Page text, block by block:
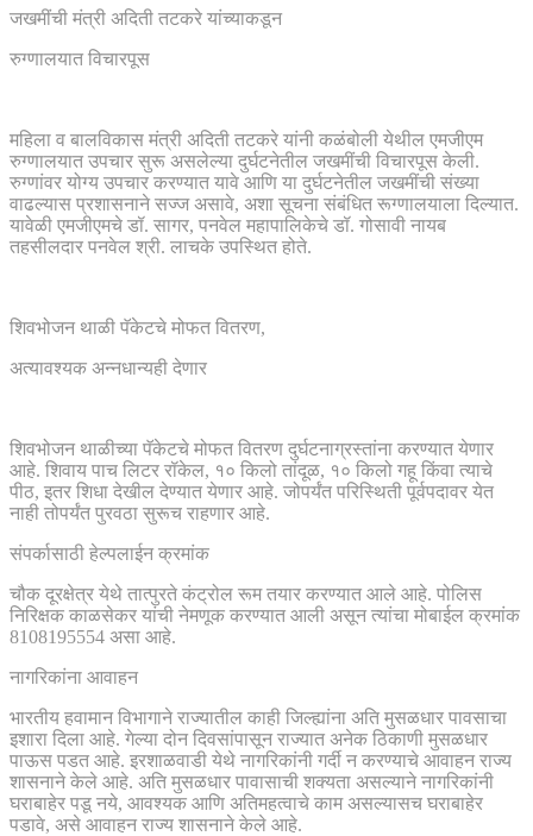
जखमींची मंत्री अदिती तटकरे यांच्याकडून
रुग्णालयात विचारपूस
महिला व बालविकास मंत्री अदिती तटकरे यांनी कळंबोली येथील एमजीएम
रुग्णालयात उपचार सुरू असलेल्या दुर्घटनेतील जखमींची विचारपूस केली.
रुग्णांवर योग्य उपचार करण्यात यावे आणि या दुर्घटनेतील जखमींची संख्या
वाढल्यास प्रशासनाने सज्ज असावे, अशा सूचना संबंधित रूग्णालयाला दिल्यात.
यावेळी एमजीएमचे डॉ. सागर, पनवेल महापालिकेचे डॉ. गोसावी नायब
तहसीलदार पनवेल श्री. लाचके उपस्थित होते.
शिवभोजन थाळी पॅकेटचे मोफत वितरण,
अत्यावश्यक अन्नधान्यही देणार
शिवभोजन थाळीच्या पॅकेटचे मोफत वितरण दुर्घटनाग्रस्तांना करण्यात येणार
आहे. शिवाय पाच लिटर रॉकेल, १० किलो तांदूळ, १० किलो गहू किंवा त्याचे
पीठ, इतर शिधा देखील देण्यात येणार आहे. जोपर्यंत परिस्थिती पूर्वपदावर येत
नाही तोपर्यंत पुरवठा सुरूच राहणार आहे.
संपर्कासाठी हेल्पलाईन क्रमांक
चौक दूरक्षेत्र येथे तात्पुरते कंट्रोल रूम तयार करण्यात आले आहे. पोलिस
निरिक्षक काळसेकर यांची नेमणूक करण्यात आली असून त्यांचा मोबाईल क्रमांक
8108195554 असा आहे.
नागरिकांना आवाहन
भारतीय हवामान विभागाने राज्यातील काही जिल्ह्यांना अति मुसळधार पावसाचा
इशारा दिला आहे. गेल्या दोन दिवसांपासून राज्यात अनेक ठिकाणी मुसळधार
पाऊस पडत आहे. इरशाळवाडी येथे नागरिकांनी गर्दी न करण्याचे आवाहन राज्य
शासनाने केले आहे. अति मुसळधार पावासाची शक्यता असल्याने नागरिकांनी
घराबाहेर पडू नये, आवश्यक आणि अतिमहत्वाचे काम असल्यासच घराबाहेर
पडावे, असे आवाहन राज्य शासनाने केले आहे.